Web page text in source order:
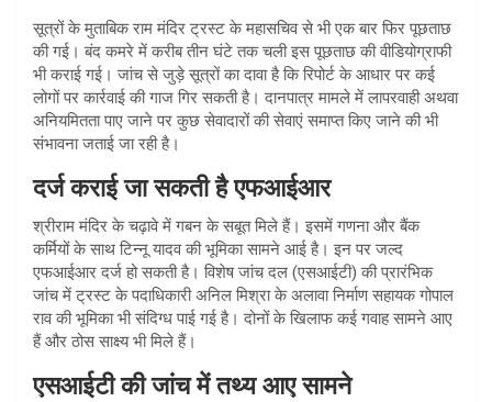
सूत्रों के मुताबिक राम मंदिर ट्रस्ट के महासचिव से भी एक बार फिर पूछताछ
की गई। बंद कमरे में करीब तीन घंटे तक चली इस पूछताछ की वीडियोग्राफी
भी कराई गई। जांच से जुड़े सूत्रों का दावा है कि रिपोर्ट के आधार पर कई
लोगों पर कार्रवाई की गाज गिर सकती है। दानपात्र मामले में लापरवाही अथवा
अनियमितता पाए जाने पर कुछ सेवादारों की सेवाएं समाप्त किए जाने की भी
संभावना जताई जा रही है।
दर्ज कराई जा सकती है एफआईआर
श्रीराम मंदिर के चढ़ावे में गबन के सबूत मिले हैं। इसमें गणना और बैंक
कर्मियों के साथ टिन्नू यादव की भूमिका सामने आई है। इन पर जल्द
एफआईआर दर्ज हो सकती है। विशेष जांच दल (एसआईटी) की प्रारंभिक
जांच में ट्रस्ट के पदाधिकारी अनिल मिश्रा के अलावा निर्माण सहायक गोपाल
राव की भूमिका भी संदिग्ध पाई गई है। दोनों के खिलाफ कई गवाह सामने आए
हैं और ठोस साक्ष्य भी मिले हैं।
एसआईटी की जांच में तथ्य आए सामने